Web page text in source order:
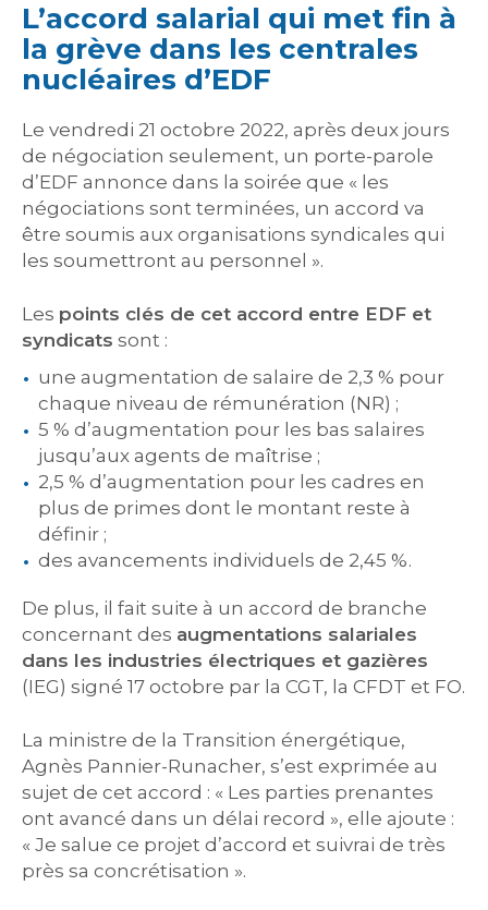
L’accord salarial qui met fin à
la grève dans les centrales
nucléaires d’EDF
Le vendredi 21 octobre 2022, après deux jours
de négociation seulement, un porte-parole
d’EDF annonce dans la soirée que « les
négociations sont terminées, un accord va
être soumis aux organisations syndicales qui
les soumettront au personnel ».
Les points clés de cet accord entre EDF et
syndicats sont :
une augmentation de salaire de 2,3 % pour
chaque niveau de rémunération (NR) ;
5 % d’augmentation pour les bas salaires
jusqu’aux agents de maîtrise ;
2,5 % d’augmentation pour les cadres en
plus de primes dont le montant reste à
définir ;
des avancements individuels de 2,45 %.
De plus, il fait suite à un accord de branche
concernant des augmentations salariales
dans les industries électriques et gazières
(IEG) signé 17 octobre par la CGT, la CFDT et FO.
La ministre de la Transition énergétique,
Agnès Pannier-Runacher, s’est exprimée au
sujet de cet accord : « Les parties prenantes
ont avancé dans un délai record », elle ajoute :
« Je salue ce projet d’accord et suivrai de très
près sa concrétisation ».